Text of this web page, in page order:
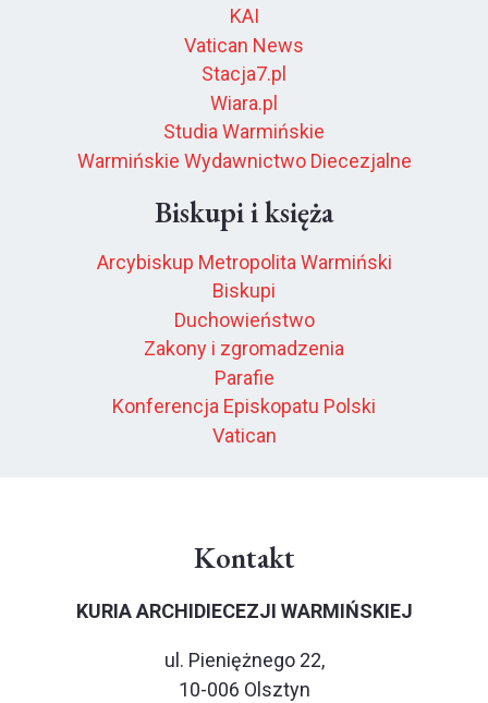
KAI
Vatican News
Stacja7.pl
Wiara.pl
Studia Warmińskie
Warmińskie Wydawnictwo Diecezjalne
Biskupi i księża
Arcybiskup Metropolita Warmiński
Biskupi
Duchowieństwo
Zakony i zgromadzenia
Parafie
Konferencja Episkopatu Polski
Vatican
Kontakt
KURIA ARCHIDIECEZJI WARMIŃSKIEJ
ul. Pieniężnego 22,
10-006 Olsztyn